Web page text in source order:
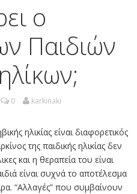
ο
Παιδιών
0 karkinaki
ηλικίας είναι διαφορετικός
της παιδικής ηλικίας δεν
και η θεραπεία του είναι
είναι συχνά το αποτέλεσμα
“Αλλαγές” που συμβαίνουν